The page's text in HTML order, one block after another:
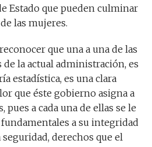
Estado que pueden culminar
las mujeres.
que una a una de las
la actual administración, es
estadística, es una clara
que éste gobierno asigna a
pues a cada una de ellas se le
a su integridad
seguridad, derechos que el